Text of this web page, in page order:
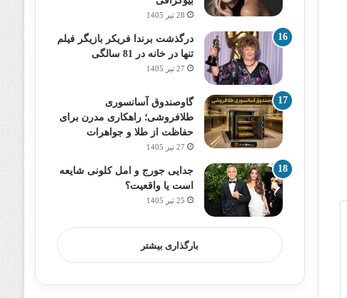
28 تیر 1405
درگذشت برندا فریکر بازیگر فیلم
تنها در خانه در 81 سالگی
27 تیر 1405
گاوصندوق آسانسوری
طلافروشی؛ راهکاری مدرن برای
حفاظت از طلا و جواهرات
27 تیر 1405
جدایی جورج و امل کلونی شایعه
است یا واقعیت؟
25 تیر 1405
بارگذاری بیشتر